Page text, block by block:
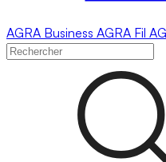
AGRA Business AGRA Fil